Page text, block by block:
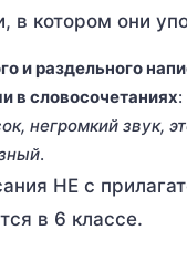
в котором они
и раздельного
в словосочетаниях:
негромкий звук,
.
НЕ с
в 6 классе.